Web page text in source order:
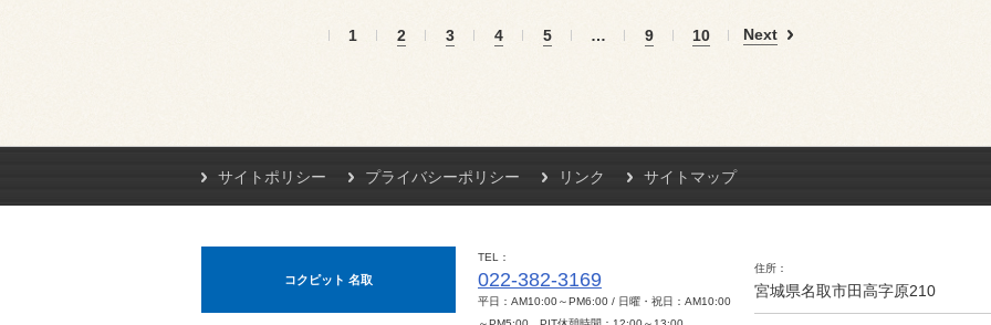
1 2 3 4 5 … 9 10 Next
サイトポリシー プライバシーポリシー リンク サイトマップ
コクピット 名取
TEL
022-382-3169
平日：AM10:00～PM6:00 / 日曜・祝日：AM10:00
住所
宮城県名取市田高字原210